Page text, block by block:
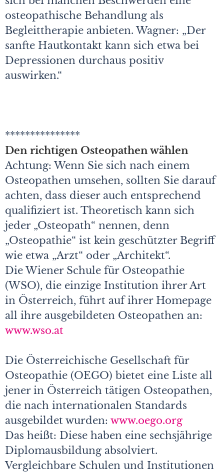
osteopathische Behandlung als
Begleittherapie anbieten. Wagner: „Der
sanfte Hautkontakt kann sich etwa bei
Depressionen durchaus positiv
auswirken.“
***************
Den richtigen Osteopathen wählen
Achtung: Wenn Sie sich nach einem
Osteopathen umsehen, sollten Sie darauf
achten, dass dieser auch entsprechend
qualifiziert ist. Theoretisch kann sich
jeder „Osteopath“ nennen, denn
„Osteopathie“ ist kein geschützter Begriff
wie etwa „Arzt“ oder „Architekt“.
Die Wiener Schule für Osteopathie
(WSO), die einzige Institution ihrer Art
in Österreich, führt auf ihrer Homepage
all ihre ausgebildeten Osteopathen an:
www.wso.at
Die Österreichische Gesellschaft für
Osteopathie (OEGO) bietet eine Liste all
jener in Österreich tätigen Osteopathen,
die nach internationalen Standards
ausgebildet wurden: www.oego.org
Das heißt: Diese haben eine sechsjährige
Diplomausbildung absolviert.
Vergleichbare Schulen und Institutionen